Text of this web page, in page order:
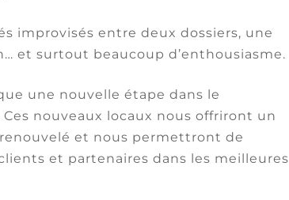
1792 du code civil.
de l’ouvrage à sa
de son affectation, telle qu’elle
, prenant en considération
cette espèce, le bâtiment était
présentaient donc un risque de
improvisés entre deux dossiers, une
et surtout beaucoup d’enthousiasme.
une nouvelle étape dans le
nouveaux locaux nous offriront un
et nous permettront de
et partenaires dans les meilleures